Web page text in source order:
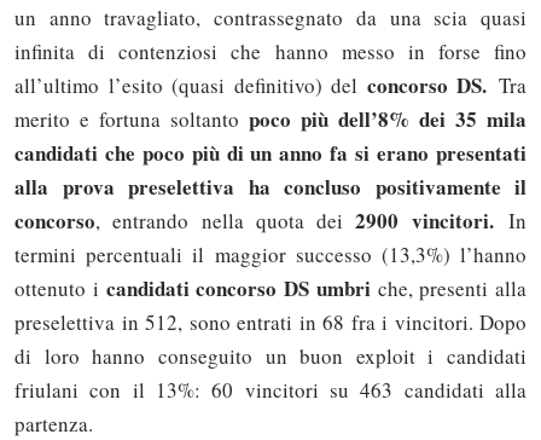
un anno travagliato, contrassegnato da una scia quasi
infinita di contenziosi che hanno messo in forse fino
all’ultimo l’esito (quasi definitivo) del concorso DS.Tra
merito e fortuna soltanto poco più dell’8% dei 35 mila
candidati che poco più di un anno fa si erano presentati
alla prova preselettiva ha concluso positivamente il
concorso, entrando nella quota dei 2900 vincitori.In
termini percentuali il maggior successo (13,3%) l’hanno
ottenuto i candidati concorso DS umbriche, presenti alla
preselettiva in 512, sono entrati in 68 fra i vincitori. Dopo
di loro hanno conseguito un buon exploit i candidati
friulani con il 13%: 60 vincitori su 463 candidati alla
partenza.